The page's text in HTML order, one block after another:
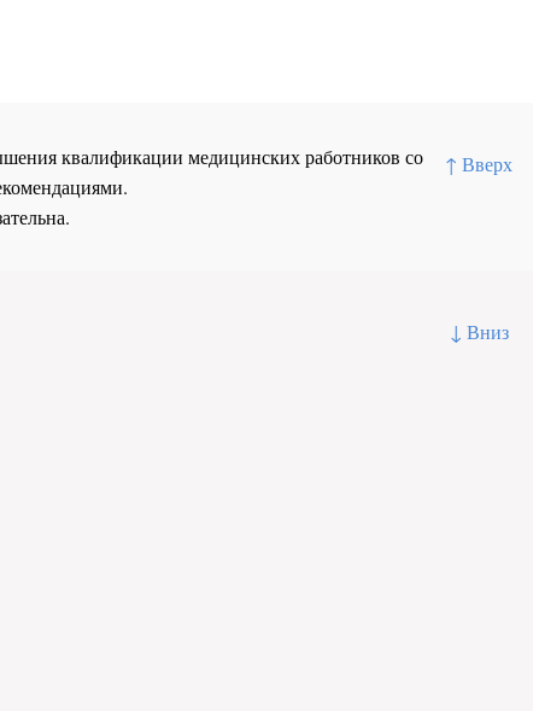
↑ Вверх
↓ Вниз
квалификации медицинских работников со